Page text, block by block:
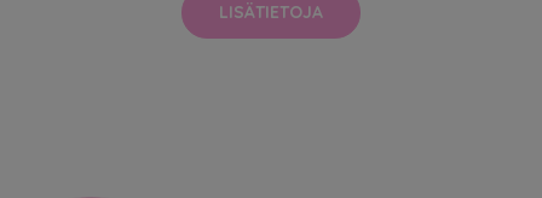
LISÄTIETOJA